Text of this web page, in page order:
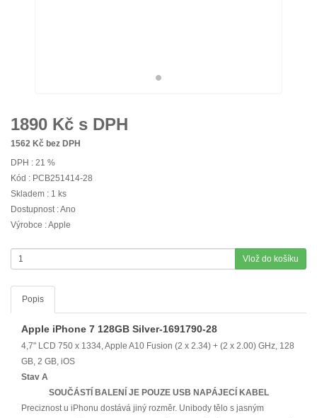
1890 Kč s DPH
1562 Kč bez DPH
DPH : 21 %
Kód : PCB251414-28
Skladem : 1 ks
Dostupnost : Ano
Výrobce : Apple
Vlož do košíku
Popis
Apple iPhone 7 128GB Silver-1691790-28
4,7" LCD 750 x 1334, Apple A10 Fusion (2 x 2.34) + (2 x 2.00) GHz, 128
GB, 2 GB, iOS
Stav A
SOUČÁSTÍ BALENÍ JE POUZE USB NAPÁJECÍ KABEL
Preciznost u iPhonu dostává jiný rozměr. Unibody tělo s jasným